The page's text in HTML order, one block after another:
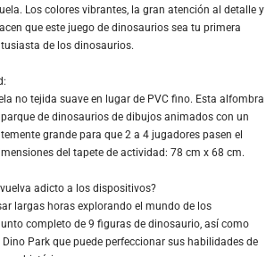
Los colores vibrantes, la gran atención al detalle y
que este juego de dinosaurios sea tu primera
de los dinosaurios.
no tejida suave en lugar de PVC fino. Esta alfombra
de dinosaurios de dibujos animados con un
grande para que 2 a 4 jugadores pasen el
del tapete de actividad: 78 cm x 68 cm.
adicto a los dispositivos?
largas horas explorando el mundo de los
completo de 9 figuras de dinosaurio, así como
Park que puede perfeccionar sus habilidades de